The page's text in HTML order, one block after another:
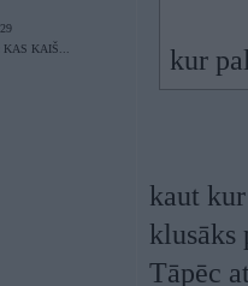
29
KAS KAIŠ... kur
kaut
klusāks
Tāpēc